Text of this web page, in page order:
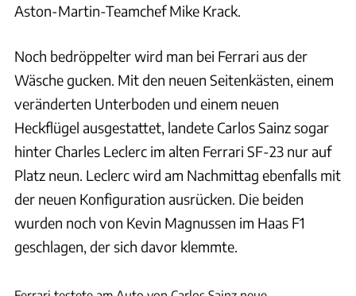
Aston-Martin-Teamchef Mike Krack.
Noch bedröppelter wird man bei Ferrari aus der
Wäsche gucken. Mit den neuen Seitenkästen, einem
veränderten Unterboden und einem neuen
Heckflügel ausgestattet, landete Carlos Sainz sogar
hinter Charles Leclerc im alten Ferrari SF-23 nur auf
Platz neun. Leclerc wird am Nachmittag ebenfalls mit
der neuen Konfiguration ausrücken. Die beiden
wurden noch von Kevin Magnussen im Haas F1
geschlagen, der sich davor klemmte.